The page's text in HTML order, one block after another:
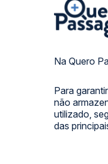
Na Quero
Para
não
utilizado,
das